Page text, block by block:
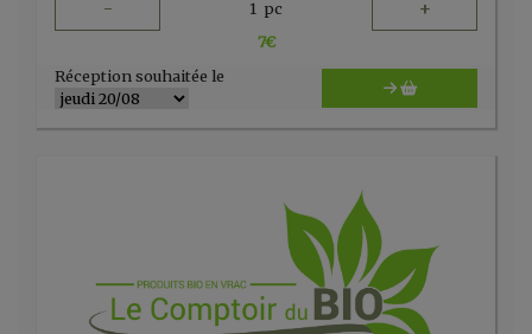
- 1 pc +
7€
Réception souhaitée le